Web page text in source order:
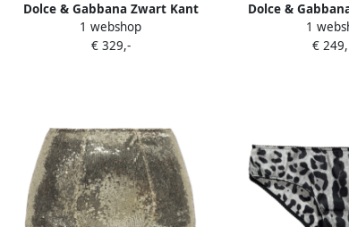
Dolce & Gabbana Zwart Kant
Satijnen Ondergoed Black Dames
1 webshop
€ 329,-
Dolce &
Red
1
€